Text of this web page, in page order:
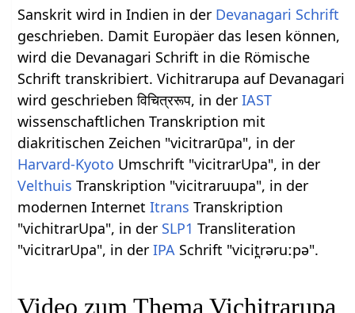
Sanskrit wird in Indien in der Devanagari Schrift
geschrieben. Damit Europäer das lesen können,
wird die Devanagari Schrift in die Römische
Schrift transkribiert. Vichitrarupa auf Devanagari
wird geschrieben विचित्ररूप, in derIAST
wissenschaftlichen Transkription mit
diakritischen Zeichen "vicitrarūpa", in der
Harvard-Kyoto Umschrift "vicitrarUpa", in der
Velthuis Transkription "vicitraruupa", in der
modernen InternetItrans Transkription
"vichitrarUpa", in der SLP1 Transliteration
"vicitrarUpa", in derIPA Schrift "vicit̪rəruːpə".
Video zum Thema Vichitrarupa